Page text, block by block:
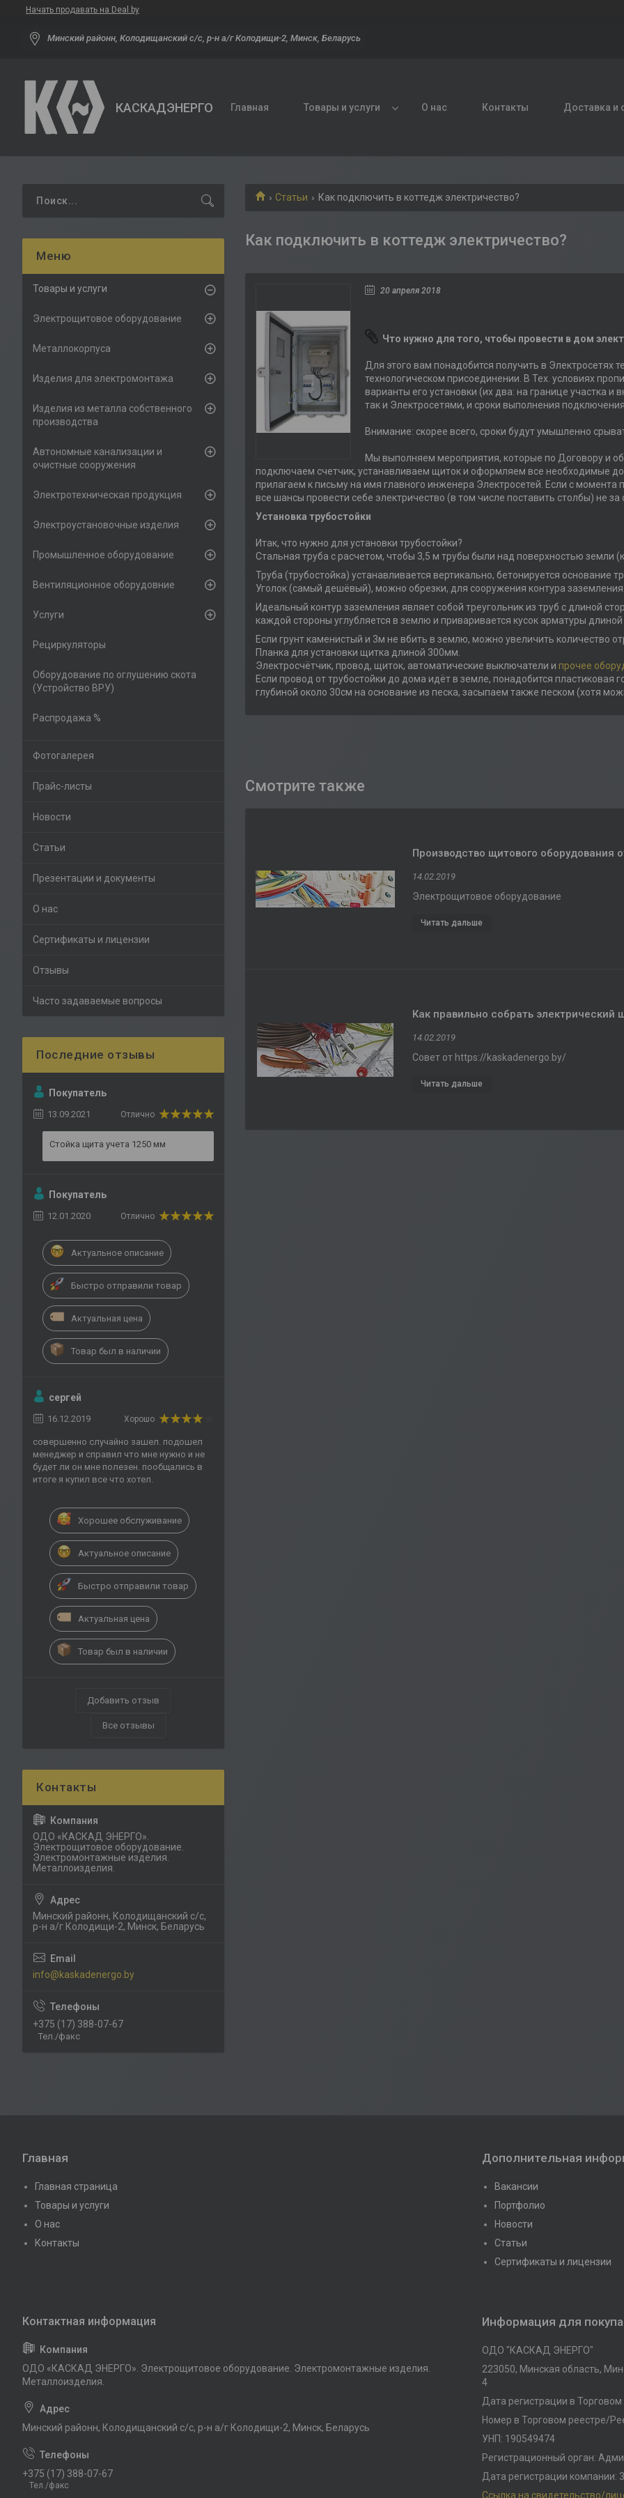
Начать продавать на Deal.by
Минский районн, Колодищанский с/с, р-н а/г Колодищи-2, Минск, Беларусь
КАСКАДЭНЕРГО Главная Товары и услуги О нас Контакты Доставка и
Статьи Как подключить в коттедж электричество?
Как подключить в коттедж электричество?
20 апреля 2018
Что нужно для того, чтобы провести в дом
Для этого вам понадобится получить в Электросетях
технологическом присоединении. В Тех. условиях
варианты его установки (их два: на границе участка
так и Электросетями, и сроки выполнения
Внимание: скорее всего, сроки будут умышленно
Мы выполняем мероприятия, которые по Договору и
подключаем счетчик, устанавливаем щиток и оформляем все необходимые
прилагаем к письму на имя главного инженера Электросетей. Если с
все шансы провести себе электричество (в том числе поставить столбы) не за
Установка трубостойки
Итак, что нужно для установки трубостойки?
Стальная труба с расчетом, чтобы 3,5 м трубы были над поверхностью земли
Труба (трубостойка) устанавливается вертикально, бетонируется основание
Уголок (самый дешёвый), можно обрезки, для сооружения контура
Идеальный контур заземления являет собой треугольник из труб с длиной
каждой стороны углубляется в землю и приваривается кусок арматуры
Если грунт каменистый и 3м не вбить в землю, можно увеличить количество
Планка для установки щитка длиной 300мм.
Электросчётчик, провод, щиток, автоматические выключатели и прочее
Если провод от трубостойки до дома идёт в земле, понадобится
глубиной около 30см на основание из песка, засыпаем также песком (хотя
Производство щитового оборудования
14.02.2019
Электрощитовое оборудование
Как правильно собрать электрический
14.02.2019
Совет от https://kaskadenergo.by/
Товары и услуги
Электрощитовое оборудование
Металлокорпуса
Изделия для электромонтажа
Изделия из металла собственного
производства
Автономные канализации и
очистные сооружения
Электротехническая продукция
Электроустановочные изделия
Промышленное оборудование
Вентиляционное оборудовние
Услуги
Рециркуляторы
Оборудование по оглушению скота
(Устройство ВРУ)
Распродажа %
Фотогалерея
Прайс-листы
Новости
Статьи
Презентации и документы
О нас
Сертификаты и лицензии
Отзывы
Часто задаваемые вопросы
Покупатель
13.09.2021 Отлично
Стойка щита учета 1250 мм
Покупатель
12.01.2020 Отлично
Актуальное описание
Быстро отправили товар
Актуальная цена
Товар был в наличии
сергей
16.12.2019 Хорошо
совершенно случайно зашел. подошел
менеджер и справил что мне нужно и не
будет ли он мне полезен. пообщались в
итоге я купил все что хотел.
Хорошее обслуживание
Актуальное описание
Быстро отправили товар
Актуальная цена
Товар был в наличии
Добавить отзыв
Все отзывы
ОДО «КАСКАД ЭНЕРГО».
Электрощитовое оборудование.
Электромонтажные изделия.
Металлоизделия.
Минский районн, Колодищанский с/с,
р-н а/г Колодищи-2, Минск, Беларусь
info@kaskadenergo.by
+375 (17) 388-07-67
Тел./факс
Главная
Главная страница
Товары и услуги
О нас
Контакты
Дополнительная
Вакансии
Портфолио
Новости
Статьи
Сертификаты и лицензии
ОДО «КАСКАД ЭНЕРГО». Электрощитовое оборудование. Электромонтажные изделия.
Металлоизделия.
Минский районн, Колодищанский с/с, р-н а/г Колодищи-2, Минск, Беларусь
+375 (17) 388-07-67
Тел./факс
Информация для
ОДО "КАСКАД ЭНЕРГО"
223050, Минская область,
4
Дата регистрации в
Номер в Торговом реестре/
УНП: 190549474
Регистрационный орган:
Дата регистрации компании:
Ссылка на свидетельство/